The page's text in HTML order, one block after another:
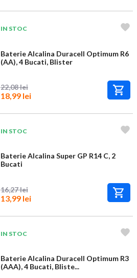
IN STOC
Baterie Alcalina Duracell Optimum R6
(AA), 4 Bucati, Blister
22,08 lei
18,99 lei
IN STOC
Baterie Alcalina Super GP R14 C, 2
Bucati
16,27 lei
13,99 lei
IN STOC
Baterie Alcalina Duracell Optimum R3
(AAA), 4 Bucati, Bliste...